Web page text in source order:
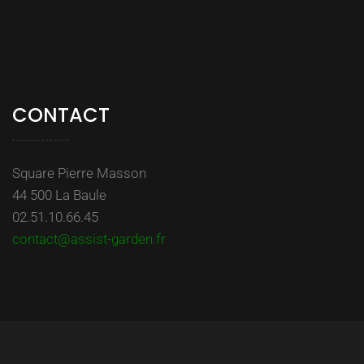
CONTACT
Square Pierre Masson
44 500 La Baule
02.51.10.66.45
contact@assist-garden.fr